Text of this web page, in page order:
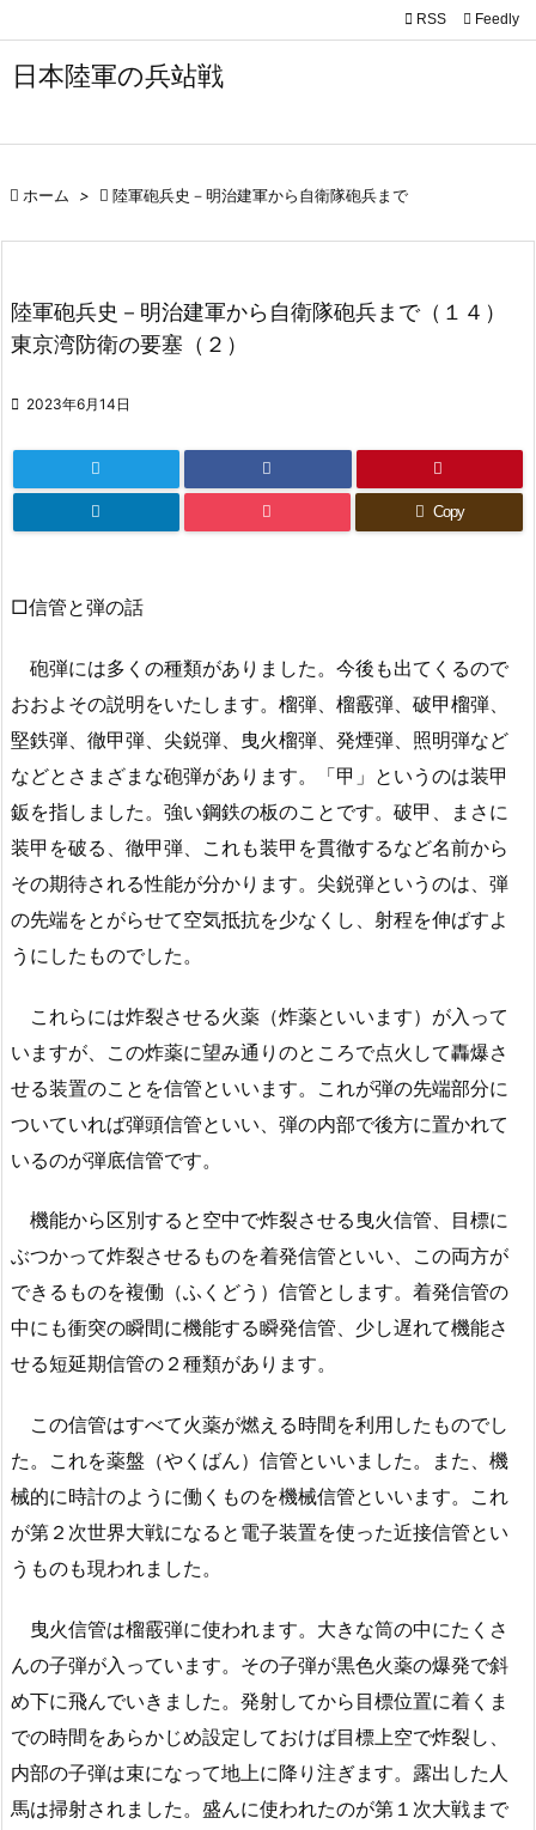
日本陸軍の兵站戦

検索
 RSS Feedly
 ホーム >  陸軍砲兵史－明治建軍から自衛隊砲兵まで
陸軍砲兵史－明治建軍から自衛隊砲兵まで（１４）
東京湾防衛の要塞（２）
 2023年6月14日
Copy
□信管と弾の話
砲弾には多くの種類がありました。今後も出てくるので
おおよその説明をいたします。榴弾、榴霰弾、破甲榴弾、
堅鉄弾、徹甲弾、尖鋭弾、曳火榴弾、発煙弾、照明弾など
などとさまざまな砲弾があります。「甲」というのは装甲
鈑を指しました。強い鋼鉄の板のことです。破甲、まさに
装甲を破る、徹甲弾、これも装甲を貫徹するなど名前から
その期待される性能が分かります。尖鋭弾というのは、弾
の先端をとがらせて空気抵抗を少なくし、射程を伸ばすよ
うにしたものでした。
これらには炸裂させる火薬（炸薬といいます）が入って
いますが、この炸薬に望み通りのところで点火して轟爆さ
せる装置のことを信管といいます。これが弾の先端部分に
ついていれば弾頭信管といい、弾の内部で後方に置かれて
いるのが弾底信管です。
機能から区別すると空中で炸裂させる曳火信管、目標に
ぶつかって炸裂させるものを着発信管といい、この両方が
できるものを複働（ふくどう）信管とします。着発信管の
中にも衝突の瞬間に機能する瞬発信管、少し遅れて機能さ
せる短延期信管の２種類があります。
この信管はすべて火薬が燃える時間を利用したものでし
た。これを薬盤（やくばん）信管といいました。また、機
械的に時計のように働くものを機械信管といいます。これ
が第２次世界大戦になると電子装置を使った近接信管とい
うものも現われました。
曳火信管は榴霰弾に使われます。大きな筒の中にたくさ
んの子弾が入っています。その子弾が黒色火薬の爆発で斜
め下に飛んでいきました。発射してから目標位置に着くま
での時間をあらかじめ設定しておけば目標上空で炸裂し、
内部の子弾は束になって地上に降り注ぎます。露出した人
馬は掃射されました。盛んに使われたのが第１次大戦まで